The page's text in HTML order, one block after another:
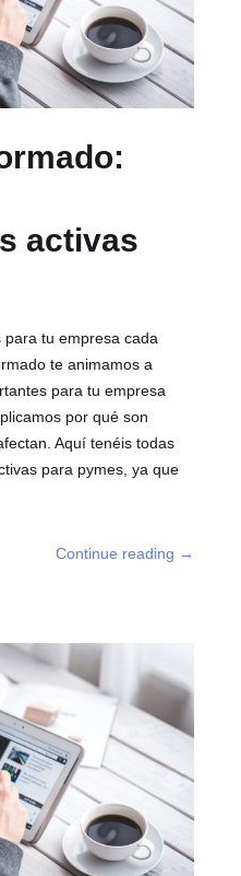
activas
tu empresa cada
te animamos a
para tu empresa
por qué son
Aquí tenéis todas
para pymes, ya que
Continue reading →